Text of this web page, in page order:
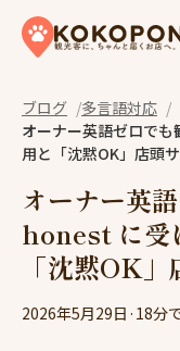
Skip to content
ブログ
多言語対応
オーナー英語ゼロで
用と「沈黙OK」店頭
オーナー英
honest に受
「沈黙OK
2026年5月29日 · 18分